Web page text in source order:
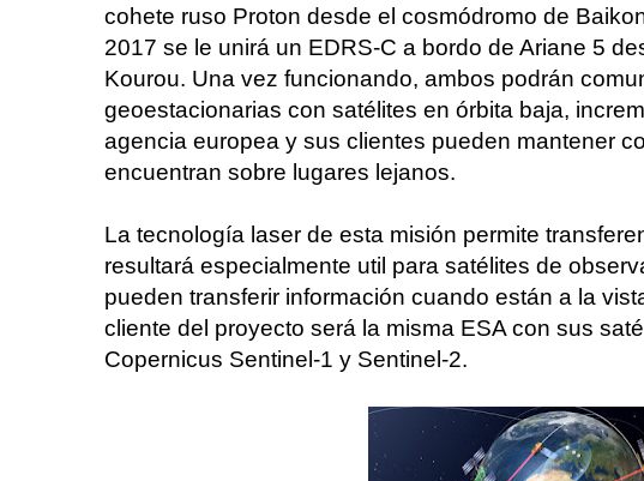
cohete ruso Proton desde el cosmódromo de
2017 se le unirá un EDRS-C a bordo de Ariane 5
Kourou. Una vez funcionando, ambos podrán
geoestacionarias con satélites en órbita baja,
agencia europea y sus clientes pueden mantener
encuentran sobre lugares lejanos.
La tecnología laser de esta misión permite
resultará especialmente util para satélites de
pueden transferir información cuando están a la
cliente del proyecto será la misma ESA con sus
Copernicus Sentinel-1 y Sentinel-2.